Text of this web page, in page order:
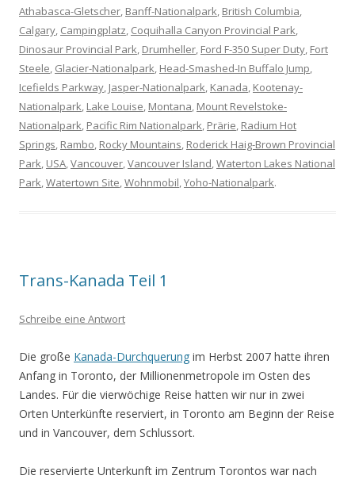
Athabasca-Gletscher, Banff-Nationalpark, British Columbia,
Calgary, Campingplatz, Coquihalla Canyon Provincial Park,
Dinosaur Provincial Park, Drumheller, Ford F-350 Super Duty, Fort
Steele, Glacier-Nationalpark, Head-Smashed-In Buffalo Jump,
Icefields Parkway, Jasper-Nationalpark, Kanada, Kootenay-
Nationalpark, Lake Louise, Montana, Mount Revelstoke-
Nationalpark, Pacific Rim Nationalpark, Prärie, Radium Hot
Springs, Rambo, Rocky Mountains, Roderick Haig-Brown Provincial
Park, USA,Vancouver,Vancouver Island,Waterton Lakes National
Park,Watertown Site,Wohnmobil,Yoho-Nationalpark.
Trans-Kanada Teil 1
Schreibe eine Antwort
Die große Kanada-Durchquerung im Herbst 2007 hatte ihren
Anfang in Toronto, der Millionenmetropole im Osten des
Landes. Für die vierwöchige Reise hatten wir nur in zwei
Orten Unterkünfte reserviert, in Toronto am Beginn der Reise
und in Vancouver, dem Schlussort.
Die reservierte Unterkunft im Zentrum Torontos war nach